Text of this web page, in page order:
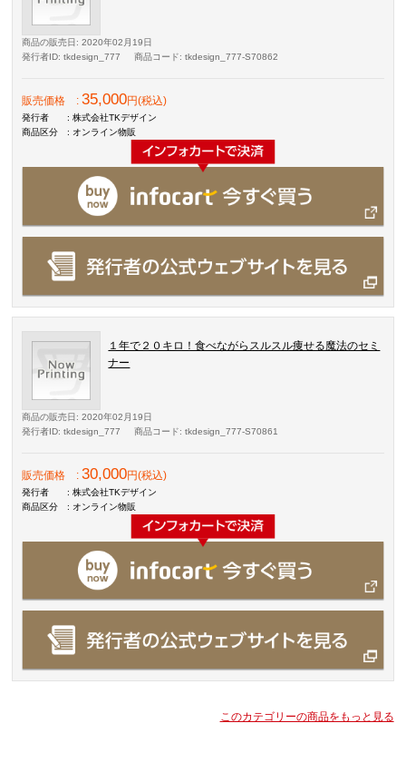
商品の販売日 : 2020年02月19日
発行者ID: tkdesign_777 商品コード: tkdesign_777-S70862
販売価格 :35,000円(税込)
発行者
: 株式会社TKデザイン
商品区分
: オンライン物販
１年で２０キロ！食べながらスルスル痩せる魔法のセミ
ナー
商品の販売日 : 2020年02月19日
発行者ID: tkdesign_777 商品コード: tkdesign_777-S70861
販売価格 :30,000円(税込)
発行者
: 株式会社TKデザイン
商品区分
: オンライン物販
このカテゴリーの商品をもっと見る